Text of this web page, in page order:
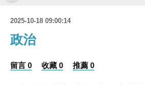
2025-10-18 09:00:14
政治
留言 0 收藏 0 推薦 0